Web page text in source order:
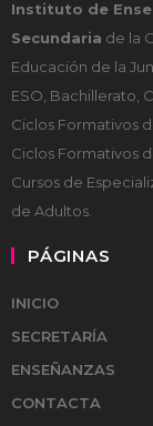
Instituto de
Secundaria de la
Educación de la
ESO, Bachillerato,
Ciclos Formativos
Ciclos Formativos
Cursos de
de Adultos.
PÁGINAS
INICIO
SECRETARÍA
ENSEÑANZAS
CONTACTA